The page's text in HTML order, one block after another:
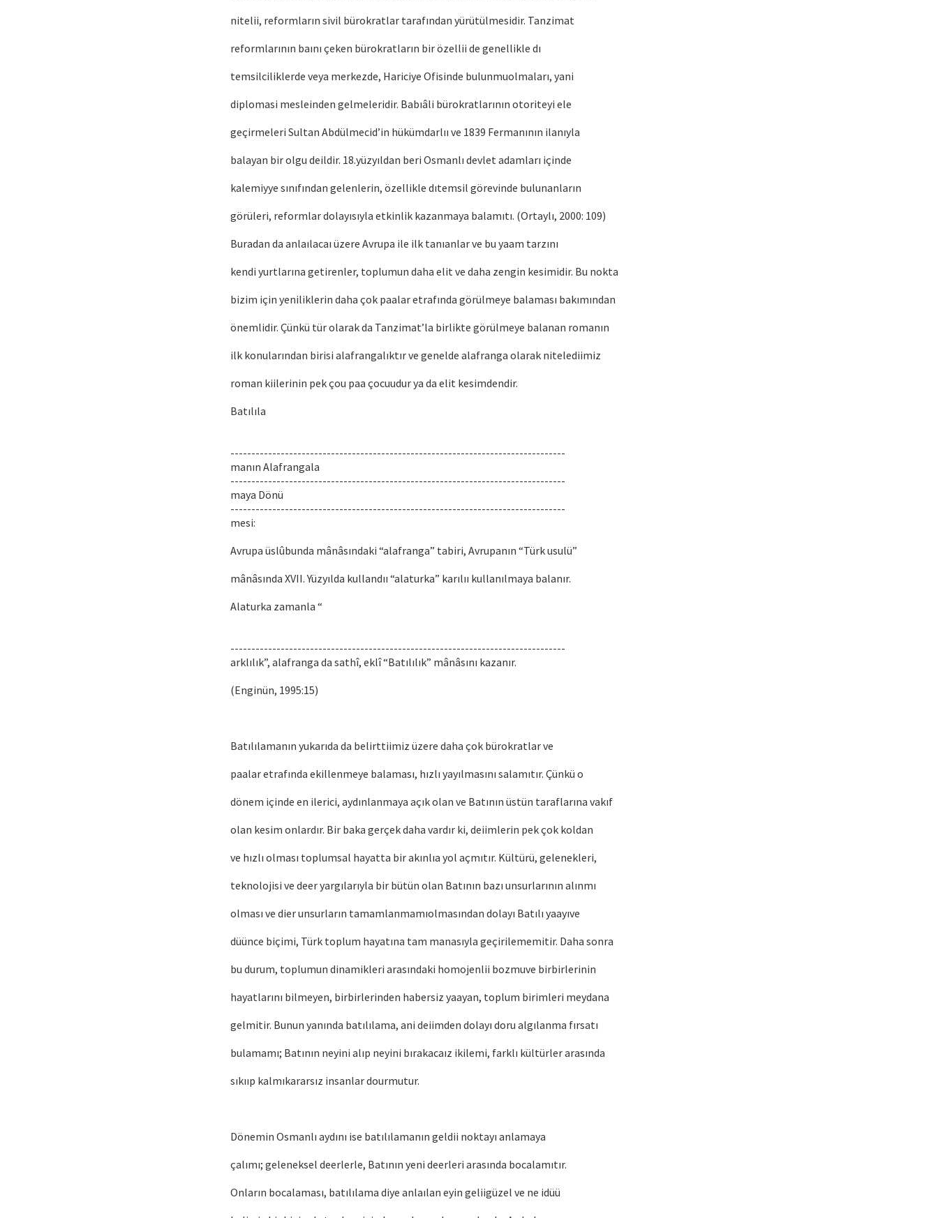
nitelii, reformların sivil bürokratlar tarafından yürütülmesidir. Tanzimat
reformlarının baını çeken bürokratların bir özellii de genellikle dı
temsilciliklerde veya merkezde, Hariciye Ofisinde bulunmuolmaları, yani
diplomasi mesleinden gelmeleridir. Babıâli bürokratlarının otoriteyi ele
geçirmeleri Sultan Abdülmecid’in hükümdarlıı ve 1839 Fermanının ilanıyla
balayan bir olgu deildir. 18.yüzyıldan beri Osmanlı devlet adamları içinde
kalemiyye sınıfından gelenlerin, özellikle dıtemsil görevinde bulunanların
görüleri, reformlar dolayısıyla etkinlik kazanmaya balamıtı. (Ortaylı, 2000: 109)
Buradan da anlaılacaı üzere Avrupa ile ilk tanıanlar ve bu yaam tarzını
kendi yurtlarına getirenler, toplumun daha elit ve daha zengin kesimidir. Bu nokta
bizim için yeniliklerin daha çok paalar etrafında görülmeye balaması bakımından
önemlidir. Çünkü tür olarak da Tanzimat’la birlikte görülmeye balanan romanın
ilk konularından birisi alafrangalıktır ve genelde alafranga olarak nitelediimiz
roman kiilerinin pek çou paa çocuudur ya da elit kesimdendir.
Batılıla
--------------------------------------------------------------------------------
manın Alafrangala
--------------------------------------------------------------------------------
maya Dönü
--------------------------------------------------------------------------------
mesi:
Avrupa üslûbunda mânâsındaki “alafranga” tabiri, Avrupanın “Türk usulü”
mânâsında XVII. Yüzyılda kullandıı “alaturka” karılıı kullanılmaya balanır.
Alaturka zamanla “
--------------------------------------------------------------------------------
arklılık”, alafranga da sathî, eklî “Batılılık” mânâsını kazanır.
(Enginün, 1995:15)
Batılılamanın yukarıda da belirttiimiz üzere daha çok bürokratlar ve
paalar etrafında ekillenmeye balaması, hızlı yayılmasını salamıtır. Çünkü o
dönem içinde en ilerici, aydınlanmaya açık olan ve Batının üstün taraflarına vakıf
olan kesim onlardır. Bir baka gerçek daha vardır ki, deiimlerin pek çok koldan
ve hızlı olması toplumsal hayatta bir akınlıa yol açmıtır. Kültürü, gelenekleri,
teknolojisi ve deer yargılarıyla bir bütün olan Batının bazı unsurlarının alınmı
olması ve dier unsurların tamamlanmamıolmasından dolayı Batılı yaayıve
düünce biçimi, Türk toplum hayatına tam manasıyla geçirilememitir. Daha sonra
bu durum, toplumun dinamikleri arasındaki homojenlii bozmuve birbirlerinin
hayatlarını bilmeyen, birbirlerinden habersiz yaayan, toplum birimleri meydana
gelmitir. Bunun yanında batılılama, ani deiimden dolayı doru algılanma fırsatı
bulamamı; Batının neyini alıp neyini bırakacaız ikilemi, farklı kültürler arasında
sıkııp kalmıkararsız insanlar dourmutur.
Dönemin Osmanlı aydını ise batılılamanın geldii noktayı anlamaya
çalımı; geleneksel deerlerle, Batının yeni deerleri arasında bocalamıtır.
Onların bocalaması, batılılama diye anlaılan eyin geliigüzel ve ne idüü